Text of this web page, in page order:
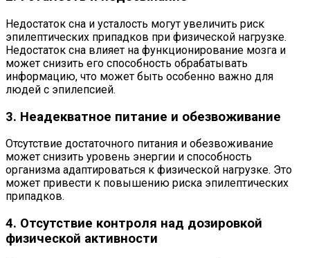
Недостаток сна и усталость могут увеличить риск
эпилептических припадков при физической нагрузке.
Недостаток сна влияет на функционирование мозга и
может снизить его способность обрабатывать
информацию, что может быть особенно важно для
людей с эпилепсией.
3. Неадекватное питание и обезвоживание
Отсутствие достаточного питания и обезвоживание
может снизить уровень энергии и способность
организма адаптироваться к физической нагрузке. Это
может привести к повышению риска эпилептических
припадков.
4. Отсутствие контроля над дозировкой
физической активности